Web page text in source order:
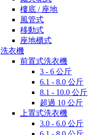
樓底 / 座地
風管式
移動式
座地櫃式
洗衣機
前置式洗衣機
3 - 6 公斤
6.1 - 8.0 公斤
8.1 - 10.0 公斤
超過 10 公斤
上置式洗衣機
3.0 - 6.0 公斤